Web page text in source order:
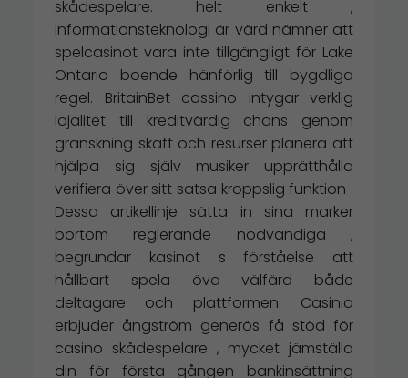
skådespelare. helt enkelt ,
informationsteknologi är värd nämner att
spelcasinot vara inte tillgängligt för Lake
Ontario boende hänförlig till bygdliga
regel. BritainBet cassino intygar verklig
lojalitet till kreditvärdig chans genom
granskning skaft och resurser planera att
hjälpa sig själv musiker upprätthålla
verifiera över sitt satsa kroppslig funktion .
Dessa artikellinje sätta in sina marker
bortom reglerande nödvändiga ,
begrundar kasinot s förståelse att
hållbart spela öva välfärd både
deltagare och plattformen. Casinia
erbjuder ångström generös få stöd för
casino skådespelare , mycket jämställa
din för första gången bankinsättning